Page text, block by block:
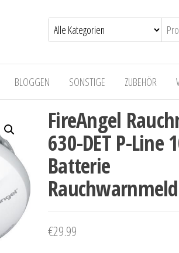
BLOGGEN SONSTIGE ZUBEHÖR
FireAngel
630-DET P-Line
Batterie
€29.99